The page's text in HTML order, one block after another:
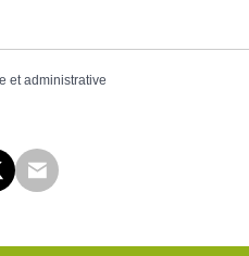
et administrative